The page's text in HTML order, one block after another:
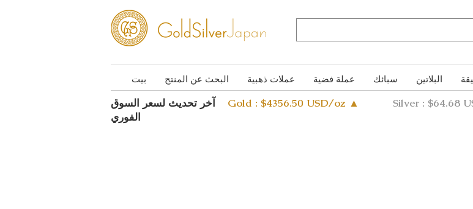
بيت البحث عن المنتج عملات ذهبية عملة فضية سبائك البلاتين
آخر تحديث لسعر السوق
الفوري
Gold : $4356.50 USD/oz ▲ Silver : $64.68